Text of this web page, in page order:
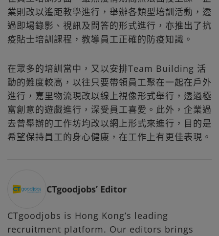
業則改以遙距教學進行，舉辦各類型培訓活動，透
過即場錄影、視訊及問答的形式進行，亦推出了抗
疫貼士培訓課程，教導員工正確的防疫知識。
在眾多的培訓當中，又以安排Team Building 活
動的難度較高，以往只要帶領員工聚在一起在戶外
進行，嘉里物流現改以線上視像形式舉行，透過極
富創意的遊戲進行，深受員工喜愛。此外，企業過
去曾舉辦的工作坊均改以網上形式來進行，目的是
希望保持員工的身心健康，在工作上有更佳表現。
CTgoodjobs’ Editor
CTgoodjobs is Hong Kong’s leading
recruitment platform. Our editors brings